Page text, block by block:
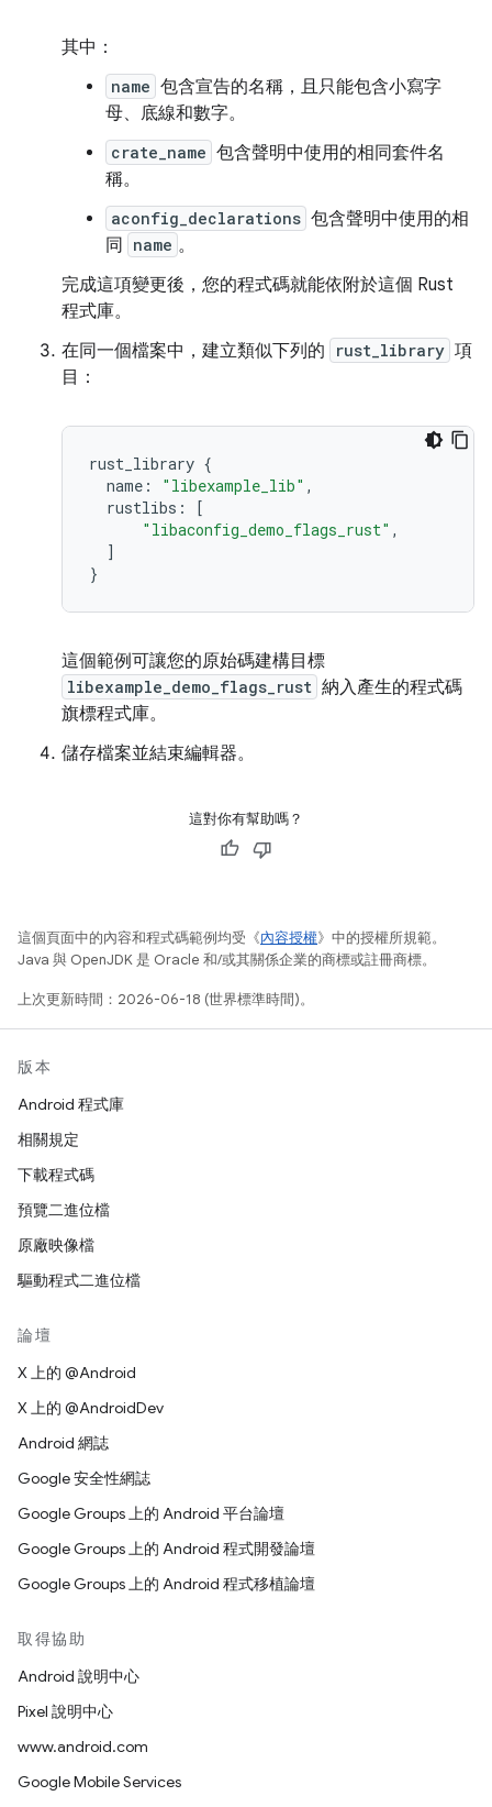
其中：
name 包含宣告的名稱，且只能包含小寫字
母、底線和數字。
crate_name 包含聲明中使用的相同套件名
稱。
aconfig_declarations 包含聲明中使用的相
同
name 。
完成這項變更後，您的程式碼就能依附於這個 Rust
程式庫。
在同一個檔案中，建立類似下列的
rust_library 項
目：
rust_library {
name : "libexample_lib" ,
rustlibs :
[
"libaconfig_demo_flags_rust" ,
]
}
這個範例可讓您的原始碼建構目標
libexample_demo_flags_rust 納入產生的程式碼
旗標程式庫。
儲存檔案並結束編輯器。
這對你有幫助嗎？
這個頁面中的內容和程式碼範例均受《內容授權》中的授權所規範。
Java 與 OpenJDK 是 Oracle 和/或其關係企業的商標或註冊商標。
上次更新時間：2026-06-18 (世界標準時間)。
版本
Android 程式庫
相關規定
下載程式碼
預覽二進位檔
原廠映像檔
驅動程式二進位檔
論壇
X 上的 @Android
X 上的 @AndroidDev
Android 網誌
Google 安全性網誌
Google Groups 上的 Android 平台論壇
Google Groups 上的 Android 程式開發論壇
Google Groups 上的 Android 程式移植論壇
取得協助
Android 說明中心
Pixel 說明中心
www.android.com
Google Mobile Services